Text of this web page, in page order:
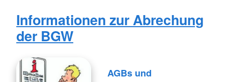
Informationen zur Abrechung
der BGW
AGBs und